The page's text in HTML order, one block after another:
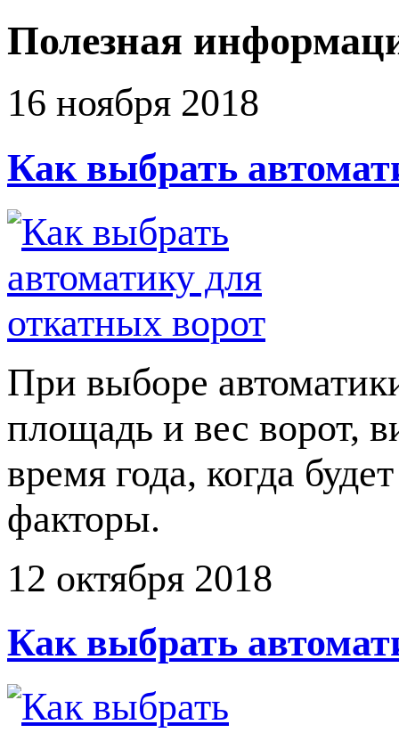
Полезная
16 ноября 2018
Как выбрать
При выборе
площадь и вес ворот,
время года, когда
факторы.
12 октября 2018
Как выбрать